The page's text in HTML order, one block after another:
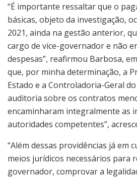
“É importante ressaltar que o
básicas, objeto da investigação,
2021, ainda na gestão anterior,
cargo de vice-governador e não
despesas”, reafirmou Barbosa,
que, por minha determinação, a
Estado e a Controladoria-Geral
auditoria sobre os contratos
encaminharam integralmente as
autoridades competentes”,
“Além dessas providências já em
meios jurídicos necessários para
governador, comprovar a